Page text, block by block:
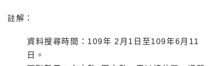
註解：
資料搜尋時間：109年 2月1日至109年6月11
日。